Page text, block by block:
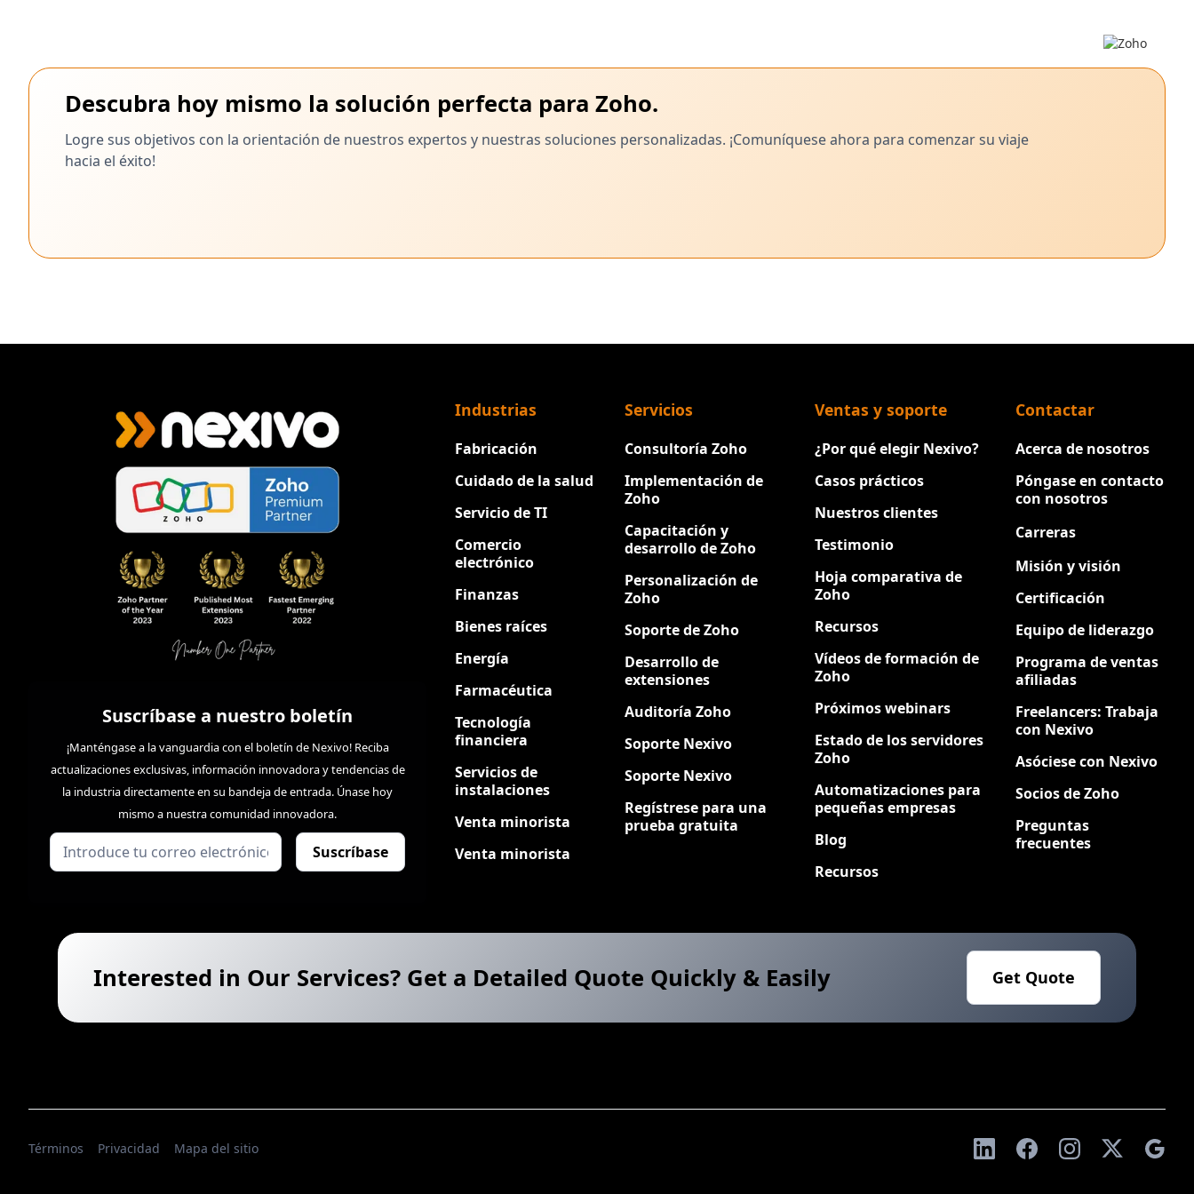
Descubra hoy mismo la solución perfecta para Zoho.
Logre sus objetivos con la orientación de nuestros expertos y nuestras soluciones personalizadas. ¡Comuníquese ahora para comenzar su viaje
hacia el éxito!
Suscríbase a nuestro boletín
¡Manténgase a la vanguardia con el boletín de Nexivo! Reciba
actualizaciones exclusivas, información innovadora y tendencias de
la industria directamente en su bandeja de entrada. Únase hoy
mismo a nuestra comunidad innovadora.
Industrias
Fabricación
Cuidado de la salud
Servicio de TI
Comercio
electrónico
Finanzas
Bienes raíces
Energía
Farmacéutica
Tecnología
financiera
Servicios de
instalaciones
Venta minorista
Venta minorista
Servicios
Consultoría Zoho
Implementación de
Zoho
Capacitación y
desarrollo de Zoho
Personalización de
Zoho
Soporte de Zoho
Desarrollo de
extensiones
Auditoría Zoho
Soporte Nexivo
Soporte Nexivo
Regístrese para una
prueba gratuita
Ventas y soporte
¿Por qué elegir Nexivo?
Casos prácticos
Nuestros clientes
Testimonio
Hoja comparativa de
Zoho
Recursos
Vídeos de formación de
Zoho
Próximos webinars
Estado de los servidores
Zoho
Automatizaciones para
pequeñas empresas
Blog
Recursos
Contactar
Acerca de nosotros
Póngase en contacto
con nosotros
Carreras
Misión y visión
Certificación
Equipo de liderazgo
Programa de ventas
afiliadas
Freelancers: Trabaja
con Nexivo
Asóciese con Nexivo
Socios de Zoho
Preguntas
frecuentes
Interested in Our Services? Get a Detailed Quote Quickly & Easily Get Quote
Términos Privacidad Mapa del sitio